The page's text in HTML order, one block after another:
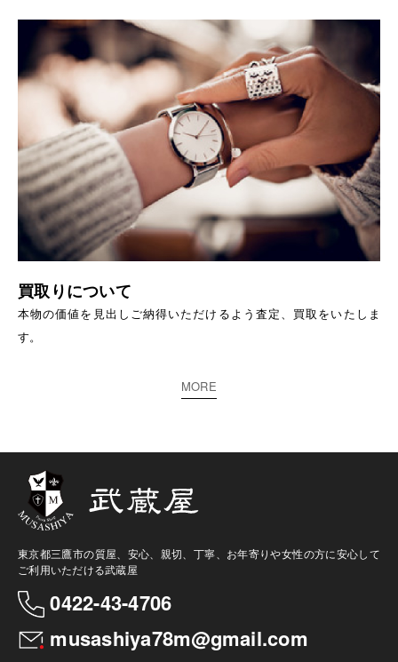
買取りについて
本物の価値を見出しご納得いただけるよう査定、買取をいたしま
す。
MORE
東京都三鷹市の質屋、安心、親切、丁寧、お年寄りや女性の方に安心して
ご利用いただける武蔵屋
0422-43-4706
musashiya78m@gmail.com